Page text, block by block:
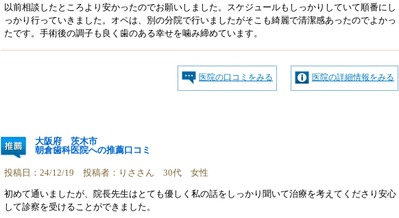
以前相談したところより安かったのでお願いしました。スケジュールもしっかりしていて順番にし
っかり行っていきました。オペは、別の分院で行いましたがそこも綺麗で清潔感あったのでよかっ
たです。手術後の調子も良く歯のある幸せを噛み締めています。
医院の詳細情報をみる
医院の口コミをみる
大阪府 茨木市
朝倉歯科医院への推薦口コミ
投稿日：24/12/19 投稿者：りささん 30代 女性
初めて通いましたが、院長先生はとても優しく私の話をしっかり聞いて治療を考えてくださり安心
して診察を受けることができました。